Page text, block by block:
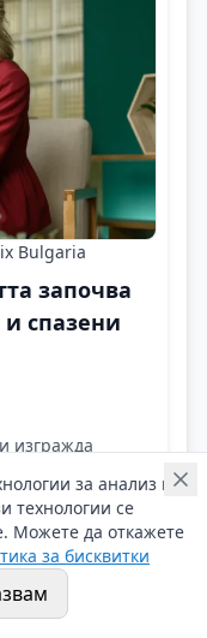
Bulgaria
започва
спазени
изгражда
решения за
в
Bulgaria
за анализ на
технологии се
Можете да откажете
за бисквитки